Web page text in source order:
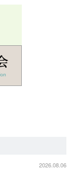
2026.08.06